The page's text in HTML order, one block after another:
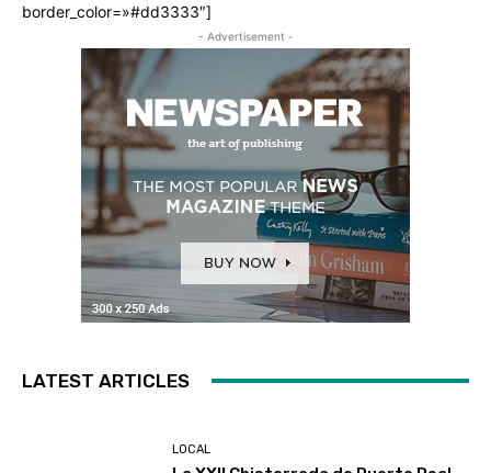
border_color=»#dd3333″]
- Advertisement -
LATEST ARTICLES
LOCAL